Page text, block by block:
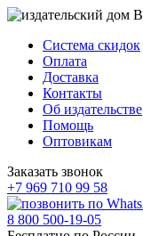
Система скидок
Оплата
Доставка
Контакты
Об издательстве
Помощь
Оптовикам
Заказать звонок
+7 969 710 99 58
8 800 500-19-05